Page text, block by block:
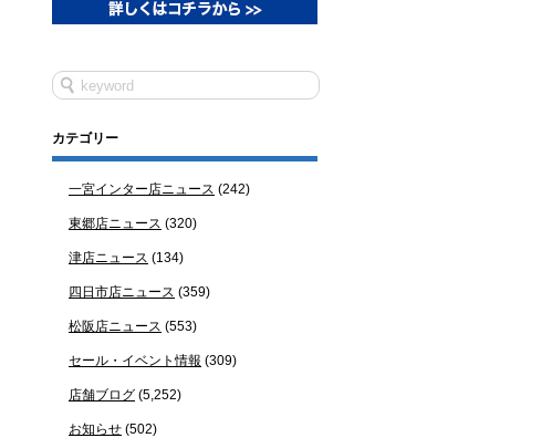
カテゴリー
一宮インター店ニュース (242)
東郷店ニュース (320)
津店ニュース (134)
四日市店ニュース (359)
松阪店ニュース (553)
セール・イベント情報 (309)
店舗ブログ (5,252)
お知らせ (502)